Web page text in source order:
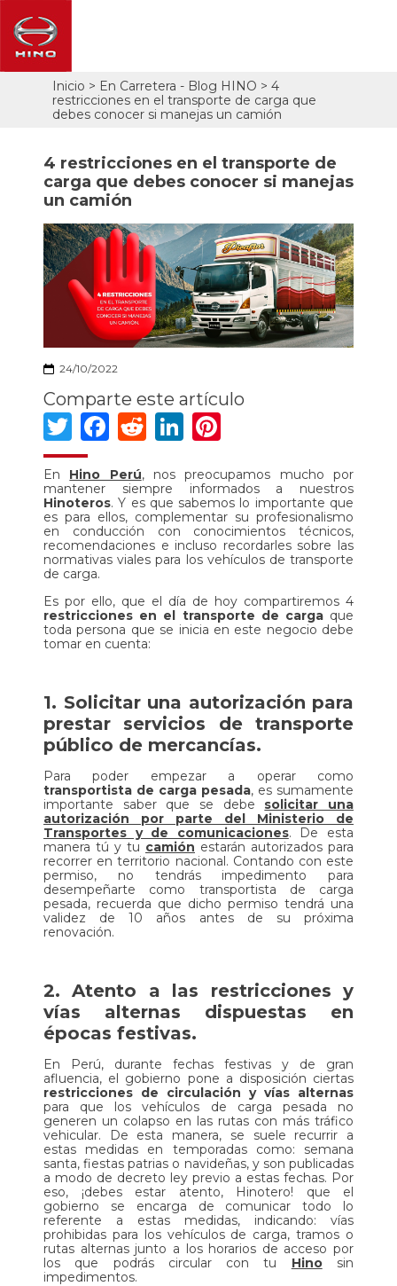
contenido
Sobrescribir
enlaces
ayuda
a
la
Inicio En Carretera - Blog HINO
4
restricciones en el transporte de carga que
debes conocer si manejas un camión
4 restricciones en el transporte de
carga que debes conocer si manejas
un camión
24/10/2022
Comparte este artículo
Twitter
Facebook
RedditLinkedIn
En Hino Perú, nos preocupamos mucho por
mantener siempre informados a nuestros
Hinoteros. Y es que sabemos lo importante que
es para ellos, complementar su profesionalismo
en conducción con conocimientos técnicos,
recomendaciones e incluso recordarles sobre las
normativas viales para los vehículos de transporte
de carga.
Es por ello, que el día de hoy compartiremos 4
restricciones en el transporte de cargaque
toda persona que se inicia en este negocio debe
tomar en cuenta:
1. Solicitar una autorización para
prestar servicios de transporte
público de mercancías.
Para poder empezar a operar como
transportista de carga pesada, es sumamente
importante saber que se debe solicitar una
autorización por parte del Ministerio de
Transportes y de comunicaciones. De esta
manera tú y tu camión estarán autorizados para
recorrer en territorio nacional. Contando con este
permiso, no tendrás impedimento para
desempeñarte como transportista de carga
pesada, recuerda que dicho permiso tendrá una
validez de 10 años antes de su próxima
renovación.
2. Atento a las restricciones y
vías alternas dispuestas en
épocas festivas.
En Perú, durante fechas festivas y de gran
afluencia, el gobierno pone a disposición ciertas
restricciones de circulación y vías alternas
para que los vehículos de carga pesada no
generen un colapso en las rutas con más tráfico
vehicular. De esta manera, se suele recurrir a
estas medidas en temporadas como: semana
santa, fiestas patrias o navideñas, y son publicadas
a modo de decreto ley previo a estas fechas. Por
eso, ¡debes estar atento, Hinotero! que el
gobierno se encarga de comunicar todo lo
referente a estas medidas, indicando: vías
prohibidas para los vehículos de carga, tramos o
rutas alternas junto a los horarios de acceso por
los que podrás circular con tu Hinosin
impedimentos.